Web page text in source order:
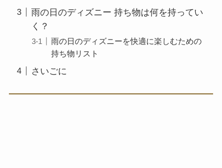
雨の日のディズニー 持ち物は何を持ってい
く？
雨の日のディズニーを快適に楽しむための
持ち物リスト
さいごに